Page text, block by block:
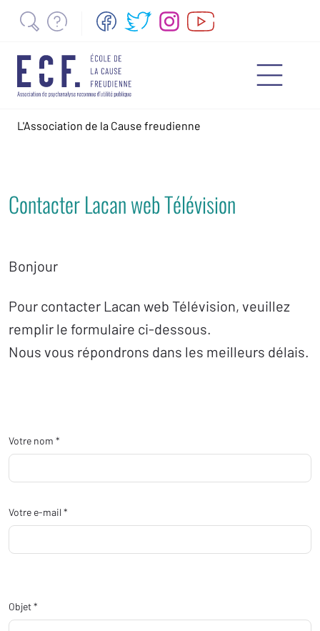
L'Association de la Cause freudienne
Contacter Lacan web Télévision
Bonjour
Pour contacter Lacan web Télévision, veuillez
remplir le formulaire ci-dessous.
Nous vous répondrons dans les meilleurs délais.
Votre nom *
Votre e-mail *
Objet *